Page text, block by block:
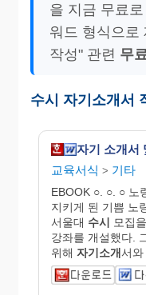
을 지금 무료
워드 형식으로
작성" 관련 무
수시 자기소개서
자기 소개서
교육서식 > 기타
EBOOK ○. ○. ○ 노
지키게 된 기쁨 노
서울대 수시 모집
강좌를 개설했다.
위해 자기소개서와